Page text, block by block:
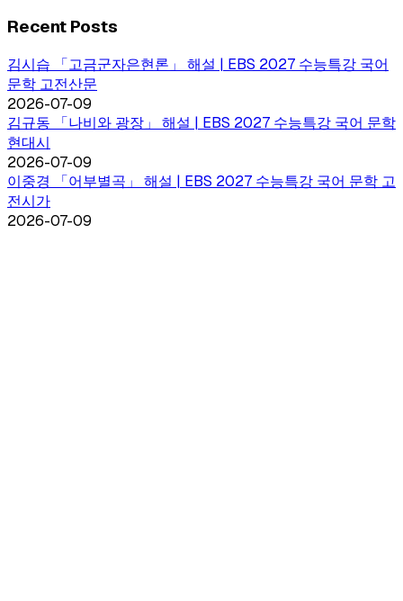
Recent Posts
김시습 「고금군자은현론」 해설 | EBS 2027 수능특강 국어
문학 고전산문
2026-07-09
김규동 「나비와 광장」 해설 | EBS 2027 수능특강 국어 문학
현대시
2026-07-09
이중경 「어부별곡」 해설 | EBS 2027 수능특강 국어 문학 고
전시가
2026-07-09